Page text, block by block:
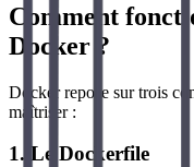
Comment
Docker ?
Docker repose sur trois
maîtriser :
1. Le Dockerfile